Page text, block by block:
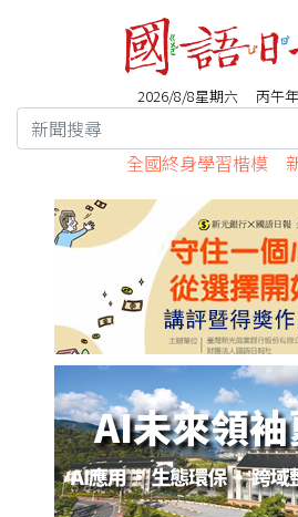
2026/8/8星期六 丙午
全國終身學習楷模